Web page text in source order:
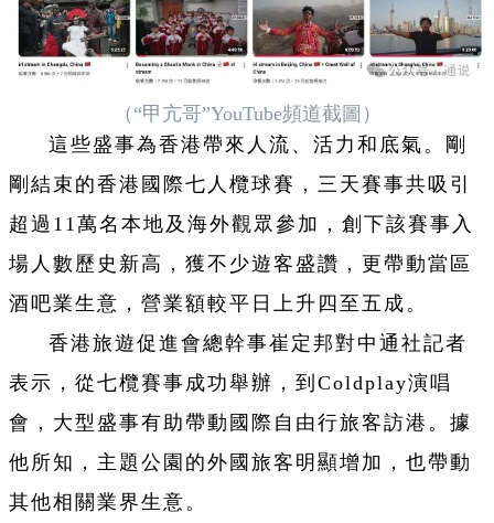
（“甲亢哥”YouTube頻道截圖）
這些盛事為香港帶來人流、活力和底氣。剛
剛結束的香港國際七人欖球賽，三天賽事共吸引
超過11萬名本地及海外觀眾參加，創下該賽事入
場人數歷史新高，獲不少遊客盛讚，更帶動當區
酒吧業生意，營業額較平日上升四至五成。
香港旅遊促進會總幹事崔定邦對中通社記者
表示，從七欖賽事成功舉辦，到Coldplay演唱
會，大型盛事有助帶動國際自由行旅客訪港。據
他所知，主題公園的外國旅客明顯增加，也帶動
其他相關業界生意。